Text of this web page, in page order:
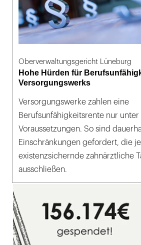
Oberverwaltungsgericht Lüneburg
Hohe Hürden für
Versorgungswerks
Versorgungswerke zahlen eine
Berufsunfähigkeitsrente nur unter
Voraussetzungen. So sind
Einschränkungen gefordert, die
existenzsichernde zahnärztliche
ausschließen.